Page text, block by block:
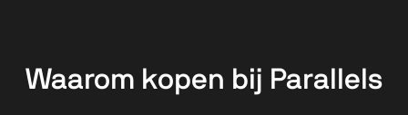
Waarom kopen bij Parallels